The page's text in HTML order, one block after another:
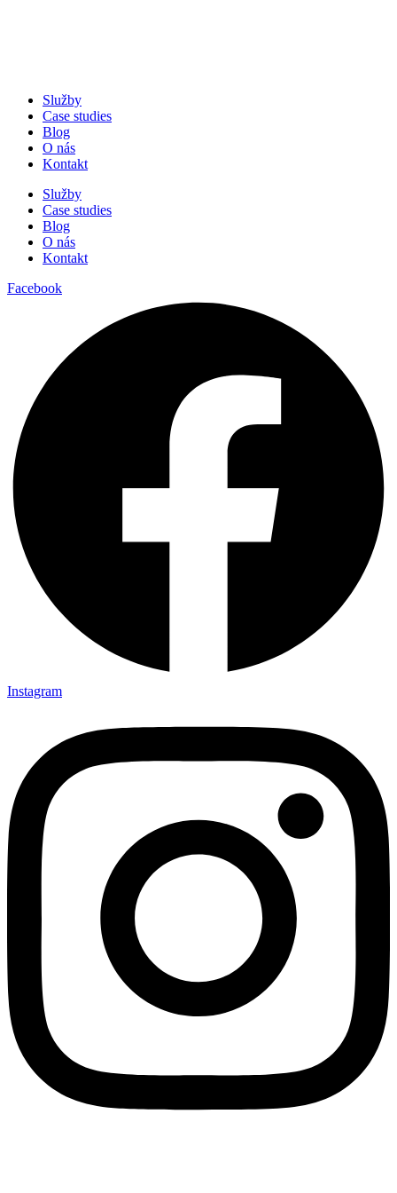
Služby
Case studies
Blog
O nás
Kontakt
Služby
Case studies
Blog
O nás
Kontakt
Facebook
Instagram